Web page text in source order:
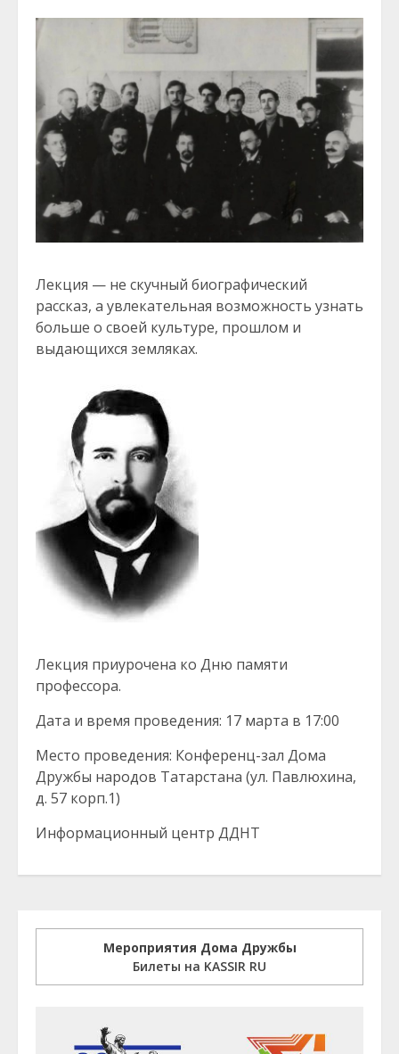
Лекция — не скучный биографический
рассказ, а увлекательная возможность узнать
больше о своей культуре, прошлом и
выдающихся земляках.
Лекция приурочена ко Дню памяти
профессора.
Дата и время проведения: 17 марта в 17:00
Место проведения: Конференц-зал Дома
Дружбы народов Татарстана (ул. Павлюхина,
д. 57 корп.1)
Информационный центр ДДНТ
Мероприятия Дома Дружбы
Билеты на KASSIR RU